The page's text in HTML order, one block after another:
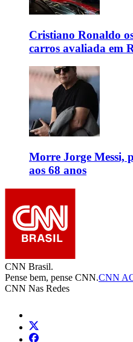
Cristiano Ronaldo
carros avaliada em
Morre Jorge Messi,
aos 68 anos
CNN Brasil.
Pense bem, pense CNN.CNN
CNN Nas Redes